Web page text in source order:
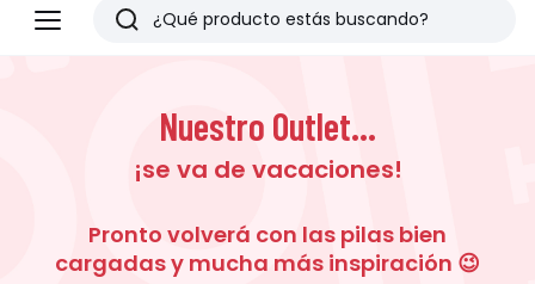
Menu
Redoute
Buscar
Últimos
vistosNuestro Outlet...
¡se va de vacaciones!
Pronto volverá con las pilas bien
cargadas y mucha más inspiración 😉